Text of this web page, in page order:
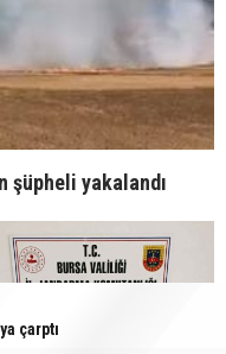
şüpheli yakalandı
çarptı